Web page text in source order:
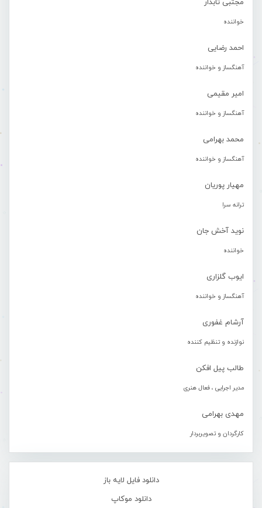
مجتبی تابدار
خواننده
احمد رضایی
آهنگساز و خواننده
امیر مقیمی
آهنگساز و خواننده
محمد بهرامی
آهنگساز و خواننده
مهیار پوریان
ترانه سرا
نوید آخش جان
خواننده
ایوب گلزاری
آهنگساز و خواننده
آرشام غفوری
نوازنده و تنظیم کننده
طالب پیل افکن
مدیر اجرایی ، فعال هنری
مهدی بهرامی
کارگردان و تصویربردار
دانلود فایل لایه باز
دانلود موکاپ